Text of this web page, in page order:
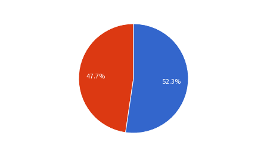
47.7%
52.3%